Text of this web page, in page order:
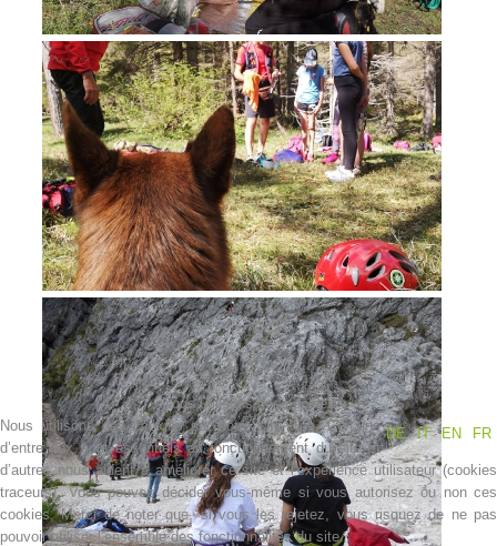
Contakt
NEWS
Nous utilisons des cookies
DE
IT EN FR
Nous utilisons des cookies sur notre site web. Certains
d’entre eux sont essentiels au fonctionnement du site et
d’autres nous aident à améliorer ce site et l’expérience utilisateur (cookies
traceurs). Vous pouvez décider vous-même si vous autorisez ou non ces
cookies. Merci de noter que, si vous les rejetez, vous risquez de ne pas
pouvoir utiliser l’ensemble des fonctionnalités du site.